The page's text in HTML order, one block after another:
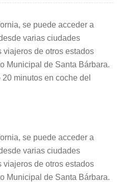
se puede acceder a
varias ciudades
viajeros de otros estados
Municipal de Santa Bárbara.
minutos en coche del
se puede acceder a
varias ciudades
viajeros de otros estados
Municipal de Santa Bárbara.